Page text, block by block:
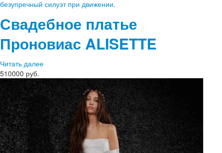
Свадебное платье
Проновиас ALISETTE
Читать далее
510000 руб.